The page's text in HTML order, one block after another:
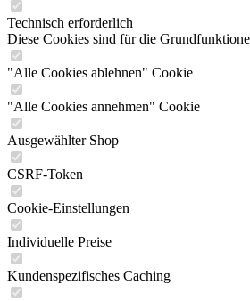
Technisch erforderlich
Diese Cookies sind für die
"Alle Cookies ablehnen" Cookie
"Alle Cookies annehmen" Cookie
Ausgewählter Shop
CSRF-Token
Cookie-Einstellungen
Individuelle Preise
Kundenspezifisches Caching